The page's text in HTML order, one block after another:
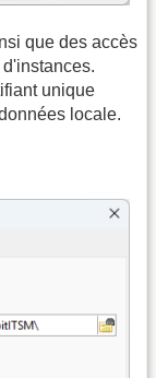
que des accès
unique
locale.